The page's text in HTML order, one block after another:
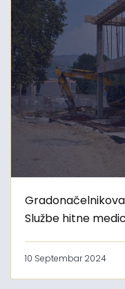
Službe hitne
10 Septembar 2024